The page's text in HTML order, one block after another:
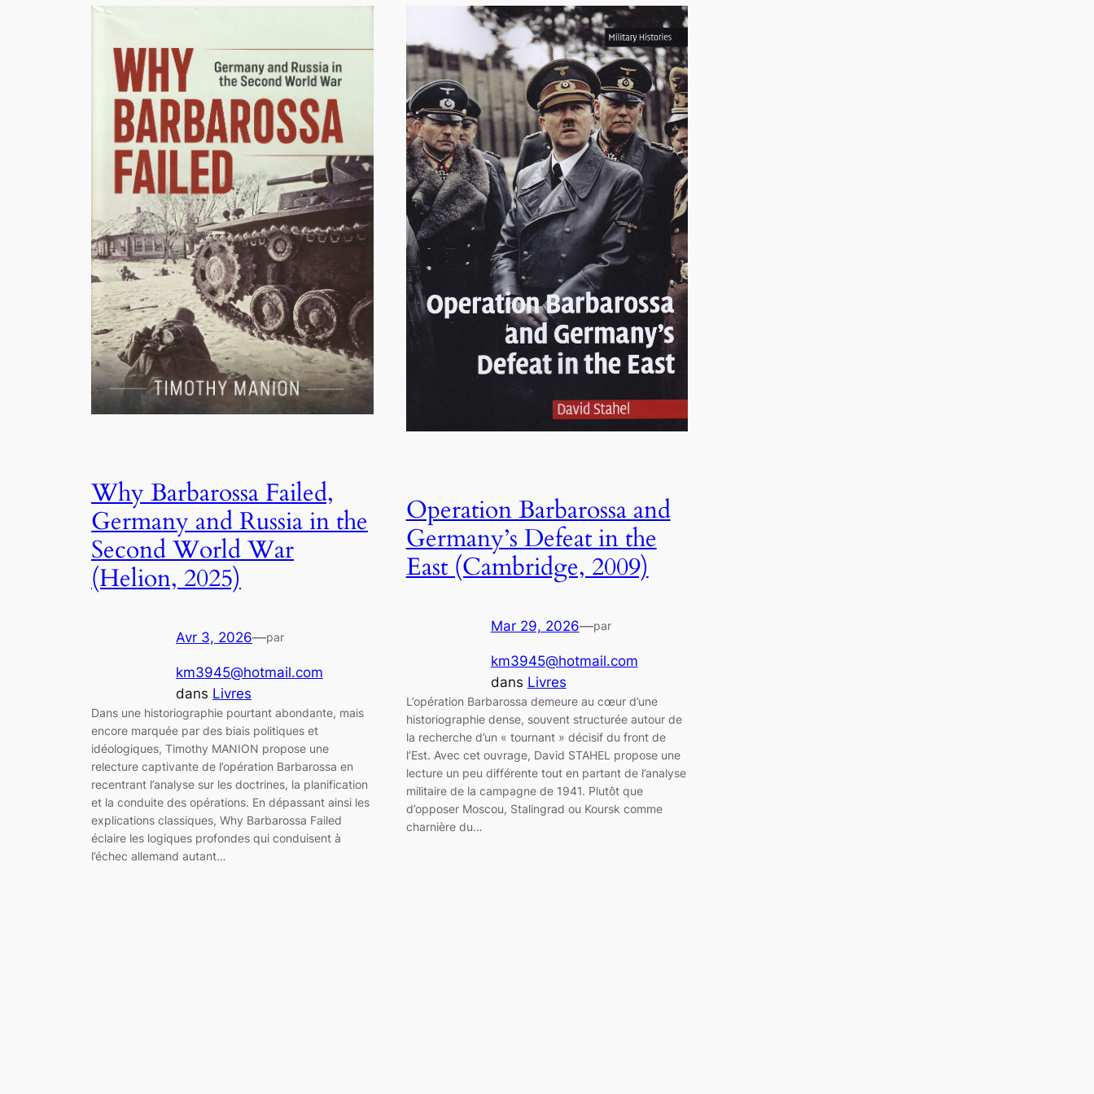
Why Barbarossa Failed,
Germany and Russia in the
Second World War
(Helion, 2025)
Avr 3, 2026—par
km3945@hotmail.com
dans Livres
Dans une historiographie pourtant abondante, mais
encore marquée par des biais politiques et
idéologiques, Timothy MANION propose une
relecture captivante de l’opération Barbarossa en
recentrant l’analyse sur les doctrines, la planification
et la conduite des opérations. En dépassant ainsi les
explications classiques, Why Barbarossa Failed
éclaire les logiques profondes qui conduisent à
l’échec allemand autant…
Operation Barbarossa and
Germany’s Defeat in the
East (Cambridge, 2009)
Mar 29, 2026—par
km3945@hotmail.com
dans Livres
L’opération Barbarossa demeure au cœur d’une
historiographie dense, souvent structurée autour de
la recherche d’un « tournant » décisif du front de
l’Est. Avec cet ouvrage, David STAHEL propose une
lecture un peu différente tout en partant de l’analyse
militaire de la campagne de 1941. Plutôt que
d’opposer Moscou, Stalingrad ou Koursk comme
charnière du…